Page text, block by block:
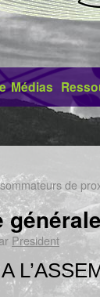
Médias
de
President